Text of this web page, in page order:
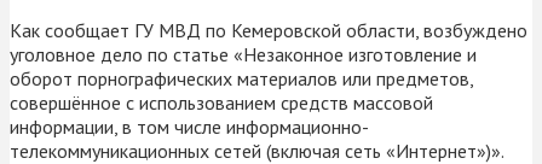
Как сообщает ГУ МВД по Кемеровской области, возбуждено
уголовное дело по статье «Незаконное изготовление и
оборот порнографических материалов или предметов,
совершённое с использованием средств массовой
информации, в том числе информационно-
телекоммуникационных сетей (включая сеть «Интернет»)».